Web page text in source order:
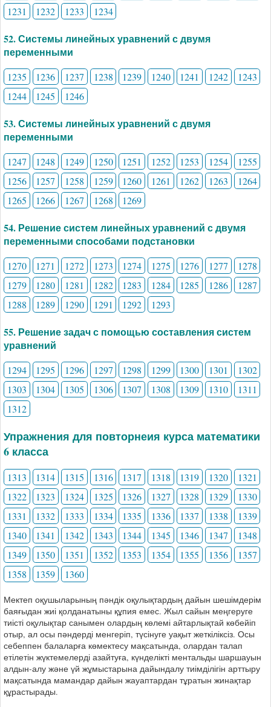
1231
1232 1233 1234
52. Системы линейных уравнений с двумя
переменными
1235 1236 1237 1238 1239 1240 1241 1242
1243
1244
1245 1246
53. Системы линейных уравнений с двумя
переменными
1247 1248 1249 1250 1251 1252 1253 1254
1255
1256
1257 1258 1259 1260 1261 1262 1263
1264
1265
1266 1267 1268 1269
54. Решение систем линейных уравнений с двумя
переменными способами подстановки
1270 1271 1272 1273 1274 1275 1276 1277
1278
1279
1280 1281 1282 1283 1284 1285 1286
1287
1288
1289 1290 1291 1292 1293
55. Решение задач с помощью составления систем
уравнений
1294 1295 1296 1297 1298 1299 1300 1301
1302
1303
1304 1305 1306 1307 1308 1309 1310
1311
1312
Упражнения для повторнеия курса математики
6 класса
1313 1314 1315 1316 1317 1318 1319 1320
1321
1322
1323 1324 1325 1326 1327 1328 1329
1330
1331
1332 1333 1334 1335 1336 1337 1338
1339
1340
1341 1342 1343 1344 1345 1346 1347
1348
1349
1350 1351 1352 1353 1354 1355 1356
1357
1358
1359 1360
Мектеп оқушыларының пәндік оқулықтардың дайын шешімдерім
баяғыдан жиі қолданатыны құпия емес. Жыл сайын меңгеруге
тиісті оқулықтар санымен олардың көлемі айтарлықтай көбейіп
отыр, ал осы пәндерді менгеріп, түсінуге уақыт жеткіліксіз. Осы
себеппен балаларға көмектесу мақсатында, олардан талап
етілетін жүктемелерді азайтуға, күнделікті ментальды шаршауын
алдын-алу және үй жұмыстарына дайындалу тиімділігін арттыру
мақсатында мамандар дайын жауаптардан тұратын жинақтар
құрастырады.